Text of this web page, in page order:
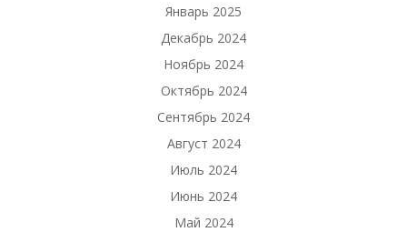
Январь 2025
Декабрь 2024
Ноябрь 2024
Октябрь 2024
Сентябрь 2024
Август 2024
Июль 2024
Июнь 2024
Май 2024